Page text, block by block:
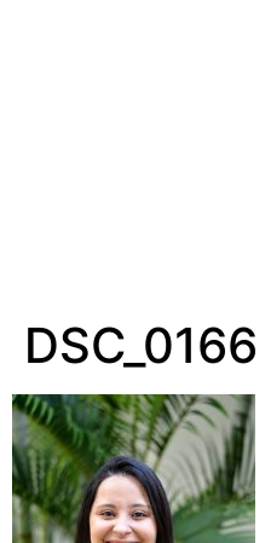
DSC_0166